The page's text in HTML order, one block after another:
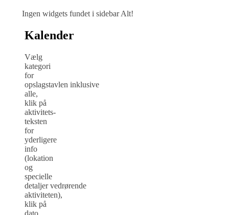
Ingen widgets fundet i sidebar Alt!
Kalender
Vælg
kategori
for
opslagstavlen inklusive
alle,
klik på
aktivitets-
teksten
for
yderligere
info
(lokation
og
specielle
detaljer vedrørende
aktiviteten),
klik på
dato